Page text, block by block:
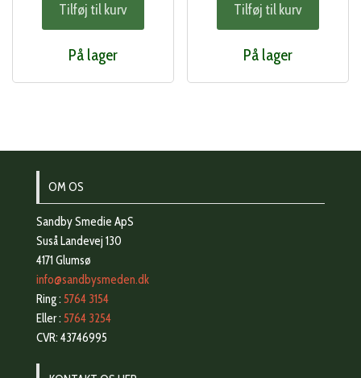
Tilføj til kurv
På lager
Tilføj til kurv
På lager
OM OS
Sandby Smedie ApS
Suså Landevej 130
4171 Glumsø
info@sandbysmeden.dk
Ring : 5764 3154
Eller : 5764 3254
CVR: 43746995